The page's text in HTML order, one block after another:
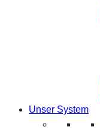
Unser System